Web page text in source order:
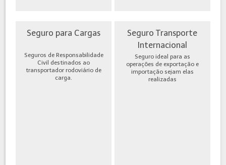
Seguro para Cargas
Seguros de Responsabilidade
Civil destinados ao
transportador rodoviário de
carga.
Seguro Transporte
Internacional
Seguro ideal para as
operações de exportação e
importação sejam elas
realizadas